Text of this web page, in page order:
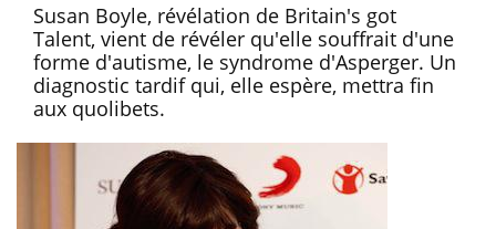
Susan Boyle, révélation de Britain's got
Talent, vient de révéler qu'elle souffrait d'une
forme d'autisme, le syndrome d'Asperger. Un
diagnostic tardif qui, elle espère, mettra fin
aux quolibets.